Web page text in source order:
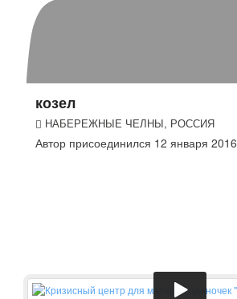
козел
НАБЕРЕЖНЫЕ ЧЕЛНЫ, РОССИЯ
Автор присоединился 12 января 2016